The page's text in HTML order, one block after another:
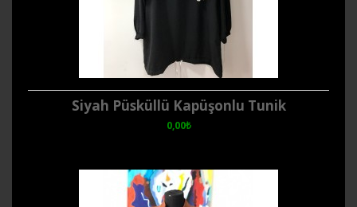
Siyah Püsküllü Kapüşonlu Tunik
0,00₺